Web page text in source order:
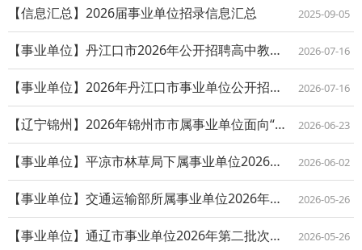
【信息汇总】2026届事业单位招录信息汇总
2025-09-05
【事业单位】丹江口市2026年公开招聘高中教师公告 2026-07-16
【事业单位】2026年丹江口市事业单位公开招聘工作人员公告 2026-07-16
【辽宁锦州】2026年锦州市市属事业单位面向“双一流”建设高校招聘引进人才公告 2026-06-23
【事业单位】平凉市林草局下属事业单位2026年高层次人才引进公告 2026-06-02
【事业单位】交通运输部所属事业单位2026年度第七批统一公开招聘公告 2026-05-26
【事业单位】通辽市事业单位2026年第二批次人才引进公告 2026-05-26